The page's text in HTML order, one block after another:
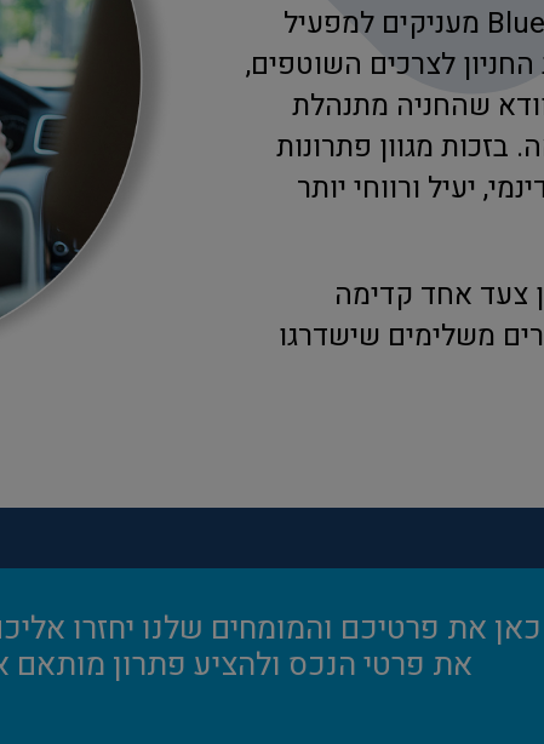
המוצרים הנלווים של BlueParking מעניקים למפעיל
לצרכים השוטפים,
שהחניה מתנהלת
מגוון פתרונות
יעיל ורווחי יותר
צעד אחד קדימה
משלימים שישדרגו
את פרטיכם והמומחים שלנו יחזרו
את פרטי הנכס ולהציע פתרון מותאם